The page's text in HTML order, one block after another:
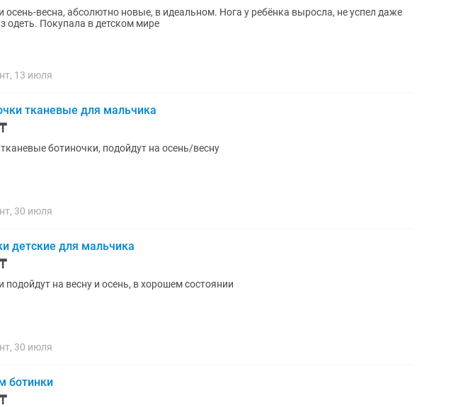
осень-весна, абсолютно новые, в идеальном. Нога у ребёнка выросла, не успел даже
одеть. Покупала в детском мире
13 июля
тканевые для мальчика
ботиночки, подойдут на осень/весну
30 июля
детские для мальчика
подойдут на весну и осень, в хорошем состоянии
30 июля
ботинки